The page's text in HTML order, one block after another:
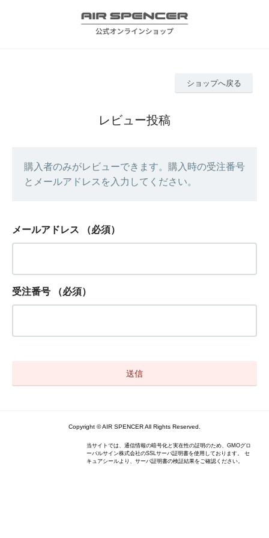
ショップへ戻る
レビュー投稿
購入者のみがレビューできます。購入時の受注番号
とメールアドレスを入力してください。
メールアドレス （必須）
受注番号 （必須）
Copyright © AIR SPENCER All Rights Reserved.
当サイトでは、通信情報の暗号化と実在性の証明のため、GMOグロ
ーバルサイン株式会社のSSLサーバ証明書を使用しております。 セ
キュアシールより、サーバ証明書の検証結果をご確認ください。